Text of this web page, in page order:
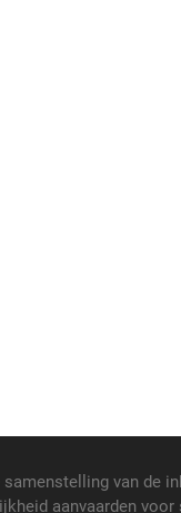
van de
aanvaarden